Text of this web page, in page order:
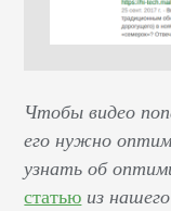
Чтобы видео
его нужно
узнать об
статью из